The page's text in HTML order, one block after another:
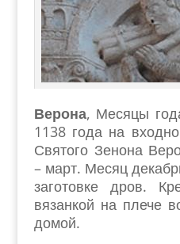
Верона, Месяцы
1138 года на
Святого Зенона
– март. Месяц
заготовке дров.
вязанкой на плече
домой.